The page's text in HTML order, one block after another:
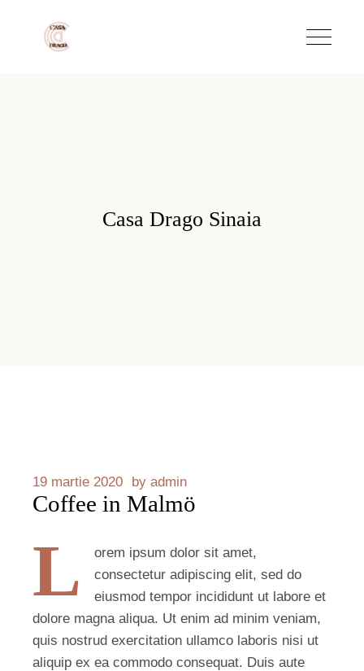
Casa Drago Sinaia
19 martie 2020 by admin
Coffee in Malmö
L
orem ipsum dolor sit amet,
consectetur adipiscing elit, sed do
eiusmod tempor incididunt ut labore et
dolore magna aliqua. Ut enim ad minim veniam,
quis nostrud exercitation ullamco laboris nisi ut
aliquip ex ea commodo consequat. Duis aute